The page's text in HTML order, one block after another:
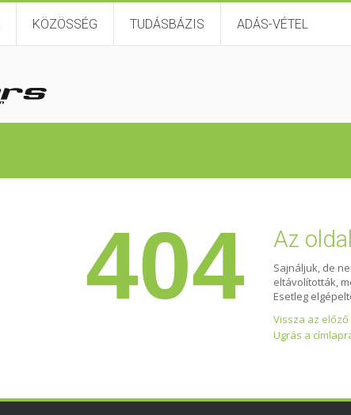
KÖZÖSSÉG TUDÁSBÁZIS ADÁS-VÉTEL
404 Az
Sajnáljuk, de
eltávolították,
Esetleg
Vissza az
Ugrás a